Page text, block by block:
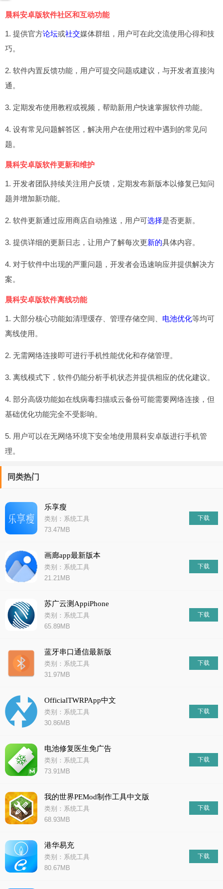
晨科安卓版软件社区和互动功能
1. 提供官方论坛或社交媒体群组，用户可在此交流使用心得和技
巧。
2. 软件内置反馈功能，用户可提交问题或建议，与开发者直接沟
通。
3. 定期发布使用教程或视频，帮助新用户快速掌握软件功能。
4. 设有常见问题解答区，解决用户在使用过程中遇到的常见问
题。
晨科安卓版软件更新和维护
1. 开发者团队持续关注用户反馈，定期发布新版本以修复已知问
题并增加新功能。
2. 软件更新通过应用商店自动推送，用户可选择是否更新。
3. 提供详细的更新日志，让用户了解每次更新的具体内容。
4. 对于软件中出现的严重问题，开发者会迅速响应并提供解决方
案。
晨科安卓版软件离线功能
1. 大部分核心功能如清理缓存、管理存储空间、 电池优化等均可
离线使用。
2. 无需网络连接即可进行手机性能优化和存储管理。
3. 离线模式下，软件仍能分析手机状态并提供相应的优化建议。
4. 部分高级功能如在线病毒扫描或云备份可能需要网络连接，但
基础优化功能完全不受影响。
5. 用户可以在无网络环境下安全地使用晨科安卓版进行手机管
理。
同类热门
乐享瘦
类别：系统工具
73.47MB
下载
画廊app最新版本
类别：系统工具
21.21MB
下载
苏广云测AppiPhone
类别：系统工具
65.89MB
下载
蓝牙串口通信最新版
类别：系统工具
31.97MB
下载
OfficialTWRPApp中文
类别：系统工具
30.86MB
下载
电池修复医生免广告
类别：系统工具
73.91MB
下载
我的世界PEMod制作工具中文版
类别：系统工具
68.93MB
下载
港华易充
类别：系统工具
80.67MB
下载